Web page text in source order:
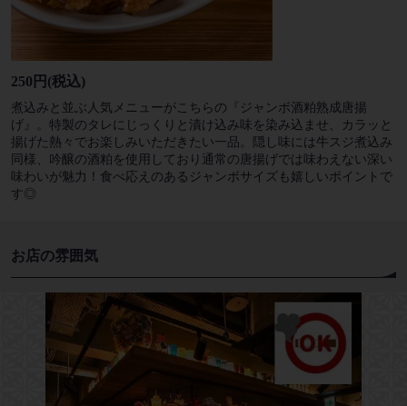
250円 (税込)
煮込みと並ぶ人気メニューがこちらの『ジャンボ酒粕熟成唐揚
げ』。特製のタレにじっくりと漬け込み味を染み込ませ、カラッと
揚げた熱々でお楽しみいただきたい一品。隠し味には牛スジ煮込み
同様、吟醸の酒粕を使用しており通常の唐揚げでは味わえない深い
味わいが魅力！食べ応えのあるジャンボサイズも嬉しいポイントで
す◎
お店の雰囲気